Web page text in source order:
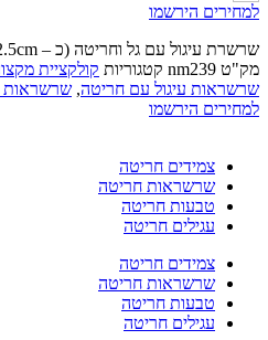
למחירים הירשמו
שרשרת עיגול עם גל וחריטה (כ – 2.7cm/2.5cm)
מק"ט nm239 קטגוריות קולקציית
שרשראות עיגול עם חריטה, שרשראות
למחירים הירשמו
צמידים חריטה
שרשראות חריטה
טבעות חריטה
עגילים חריטה
צמידים חריטה
שרשראות חריטה
טבעות חריטה
עגילים חריטה